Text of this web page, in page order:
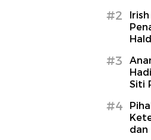
#2
#3
Siti
#4
dan